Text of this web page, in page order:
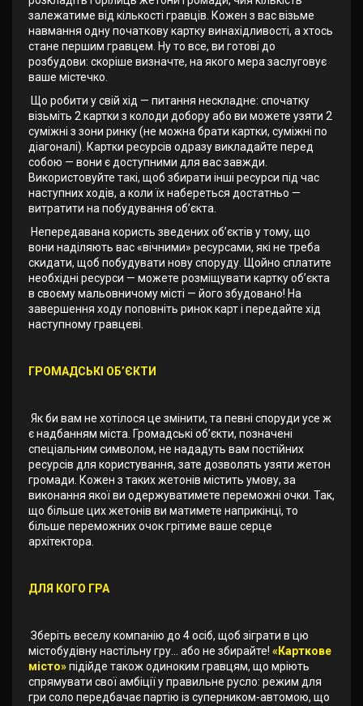
залежатиме від кількості гравців. Кожен з вас візьме
навмання одну початкову картку винахідливості, а хтось
стане першим гравцем. Ну то все, ви готові до
розбудови: скоріше визначте, на якого мера заслуговує
ваше містечко.
Що робити у свій хід — питання нескладне: спочатку
візьміть 2 картки з колоди добору або ви можете узяти 2
суміжні з зони ринку (не можна брати картки, суміжні по
діагоналі). Картки ресурсів одразу викладайте перед
собою — вони є доступними для вас завжди.
Використовуйте такі, щоб збирати інші ресурси під час
наступних ходів, а коли їх набереться достатньо —
витратити на побудування об’єкта.
Непередавана користь зведених об’єктів у тому, що
вони наділяють вас «вічними» ресурсами, які не треба
скидати, щоб побудувати нову споруду. Щойно сплатите
необхідні ресурси — можете розміщувати картку об’єкта
в своєму мальовничому місті — його збудовано! На
завершення ходу поповніть ринок карт і передайте хід
наступному гравцеві.
ГРОМАДСЬКІ ОБ’ЄКТИ
Як би вам не хотілося це змінити, та певні споруди усе ж
є надбанням міста. Громадські об’єкти, позначені
спеціальним символом, не нададуть вам постійних
ресурсів для користування, зате дозволять узяти жетон
громади. Кожен з таких жетонів містить умову, за
виконання якої ви одержуватимете переможні очки. Так,
що більше цих жетонів ви матимете наприкінці, то
більше переможних очок грітиме ваше серце
архітектора.
ДЛЯ КОГО ГРА
Зберіть веселу компанію до 4 осіб, щоб зіграти в цю
містобудівну настільну гру… або не збирайте! «Карткове
місто»підійде також одиноким гравцям, що мріють
спрямувати свої амбіції у правильне русло: режим для
гри соло передбачає партію із суперником-автомою, що